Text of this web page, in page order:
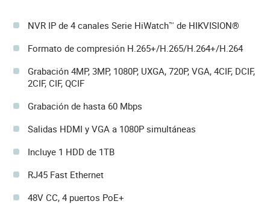
NVR IP de 4 canales Serie HiWatch™ de HIKVISION®
Formato de compresión H.265+/H.265/H.264+/H.264
Grabación 4MP, 3MP, 1080P, UXGA, 720P, VGA, 4CIF, DCIF,
2CIF, CIF, QCIF
Grabación de hasta 60 Mbps
Salidas HDMI y VGA a 1080P simultáneas
Incluye 1 HDD de 1TB
RJ45 Fast Ethernet
48V CC, 4 puertos PoE+